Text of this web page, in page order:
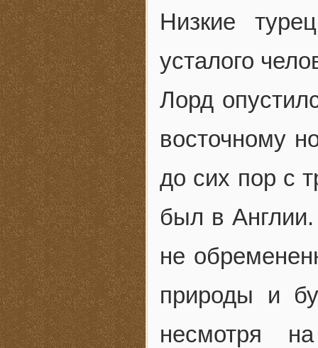
Низкие
усталого
Лорд
восточному
до сих пор с
был в
не
природы и
несмотря